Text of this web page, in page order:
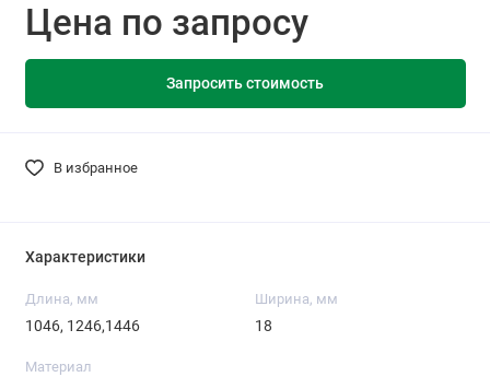
Цена по запросу
Запросить стоимость
В избранное
Характеристики
Длина, мм
1046, 1246,1446
Ширина, мм
18
Материал